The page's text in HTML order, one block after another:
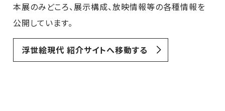
本展のみどころ、展示構成、放映情報等の各種情報を
公開しています。
浮世絵現代 紹介サイトへ移動する